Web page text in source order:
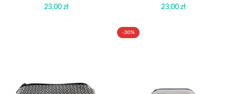
23,00 zł 23,00 zł
-30%